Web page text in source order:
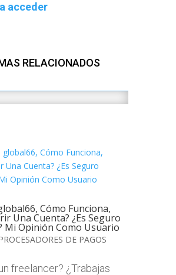
acceder
RELACIONADOS
Cómo Funciona,
Una Cuenta? ¿Es Seguro
Mi Opinión Como Usuario
DE PAGOS
freelancer? ¿Trabajas